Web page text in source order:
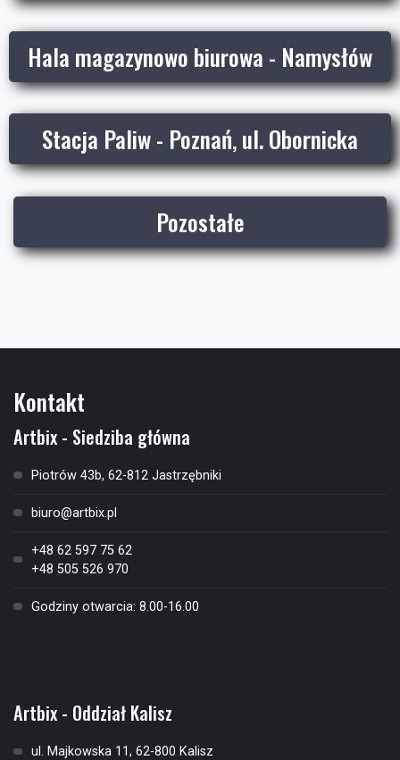
Hala magazynowo biurowa - Namysłów
Stacja Paliw - Poznań, ul. Obornicka
Pozostałe
Kontakt
Artbix - Siedziba główna
Piotrów 43b, 62-812 Jastrzębniki
biuro@artbix.pl
+48 62 597 75 62
+48 505 526 970
Godziny otwarcia: 8.00-16.00
Artbix - Oddział Kalisz
ul. Majkowska 11, 62-800 Kalisz